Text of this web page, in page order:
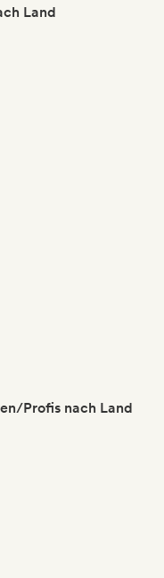
Land
Profis nach Land